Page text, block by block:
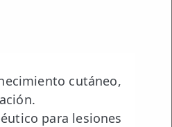
cutáneo,
para lesiones